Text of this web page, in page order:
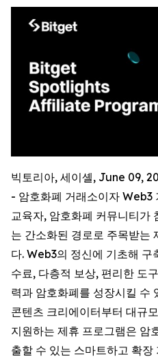
빅토리아, 세이셸, June 09,
- 암호화폐 거래소이자 Web3
교육자, 암호화폐 커뮤니티가
는 간소화된 경로로 주목받는
다. Web3의 정신에 기초해 구
수료, 다층적 보상, 편리한 도
력과 암호화폐를 성장시킬 수
콘텐츠 크리에이터부터 대규
지원하는 제휴 프로그램은 암
출할 수 있는 스마트하고 확